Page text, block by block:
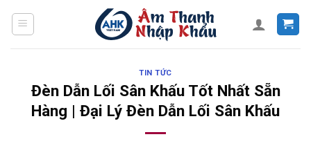
TIN TỨC
Đèn Dẫn Lối Sân Khấu Tốt Nhất Sẵn
Hàng | Đại Lý Đèn Dẫn Lối Sân Khấu